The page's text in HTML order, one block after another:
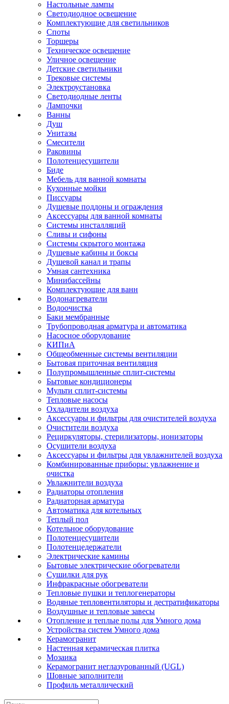
Настольные лампы
Светодиодное освещение
Комплектующие для светильников
Споты
Торшеры
Техническое освещение
Уличное освещение
Детские светильники
Трековые системы
Электроустановка
Светодиодные ленты
Лампочки
Ванны
Душ
Унитазы
Смесители
Раковины
Полотенцесушители
Биде
Мебель для ванной комнаты
Кухонные мойки
Писсуары
Душевые поддоны и ограждения
Аксессуары для ванной комнаты
Системы инсталляций
Сливы и сифоны
Системы скрытого монтажа
Душевые кабины и боксы
Душевой канал и трапы
Умная сантехника
Минибассейны
Комплектующие для ванн
Водонагреватели
Водоочистка
Баки мембранные
Трубопроводная арматура и автоматика
Насосное оборудование
КИПиА
Общеобменные системы вентиляции
Бытовая приточная вентиляция
Полупромышленные сплит-системы
Бытовые кондиционеры
Мульти сплит-системы
Тепловые насосы
Охладители воздуха
Аксессуары и фильтры для очистителей воздуха
Очистители воздуха
Рециркуляторы, стерилизаторы, ионизаторы
Осушители воздуха
Аксессуары и фильтры для увлажнителей воздуха
Комбинированные приборы: увлажнение и
очистка
Увлажнители воздуха
Радиаторы отопления
Радиаторная арматура
Автоматика для котельных
Теплый пол
Котельное оборудование
Полотенцесушители
Полотенцедержатели
Электрические камины
Бытовые электрические обогреватели
Сушилки для рук
Инфракрасные обогреватели
Тепловые пушки и теплогенераторы
Водяные тепловентиляторы и дестратификаторы
Воздушные и тепловые завесы
Отопление и теплые полы для Умного дома
Устройства систем Умного дома
Керамогранит
Настенная керамическая плитка
Мозаика
Керамогранит неглазурованный (UGL)
Шовные заполнители
Профиль металлический